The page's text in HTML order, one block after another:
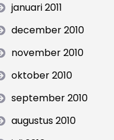
januari 2011
december 2010
november 2010
oktober 2010
september 2010
augustus 2010